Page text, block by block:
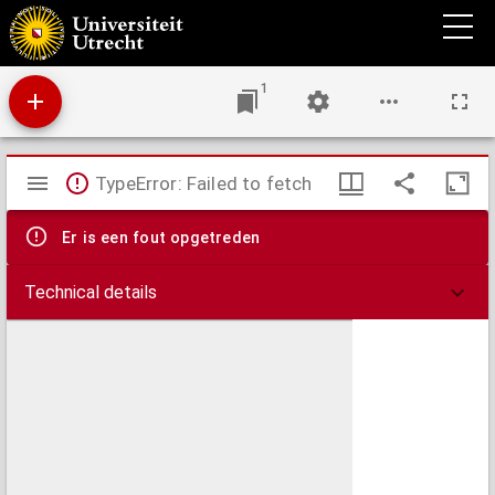
Cours élémentaire d'anatomie générale et notions de technique histologique,
1
Mirador
viewer
TypeError: Failed to fetch
Er is een fout opgetreden
Technical details